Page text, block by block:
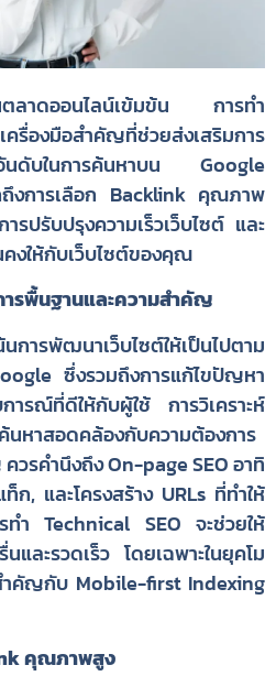
ตลาดออนไลน์เข้มข้น การทำ
รื่องมือสำคัญที่ช่วยส่งเสริมการ
นดับในการค้นหาบน Google
ถึงการเลือก Backlink คุณภาพ
รปรับปรุงความเร็วเว็บไซต์ และ
งให้กับเว็บไซต์ของคุณ
ารพื้นฐานและความสำคัญ
การพัฒนาเว็บไซต์ให้เป็นไปตาม
ซึ่งรวมถึงการแก้ไขปัญหา
การณ์ที่ดีให้กับผู้ใช้ การวิเคราะห์
นหาสอดคล้องกับความต้องการ
รคำนึงถึง On-page SEO อาทิ
ก, และโครงสร้าง URLs ที่ทำให้
ทำ Technical SEO จะช่วยให้
นและรวดเร็ว โดยเฉพาะในยุคโม
ำคัญกับ Mobile-first Indexing
คุณภาพสูง